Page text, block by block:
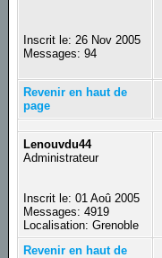
Inscrit le: 26 Nov 2005
Messages: 94
Revenir en haut de
page
Lenouvdu44
Administrateur
Inscrit le: 01 Aoû 2005
Messages: 4919
Localisation: Grenoble
Revenir en haut de